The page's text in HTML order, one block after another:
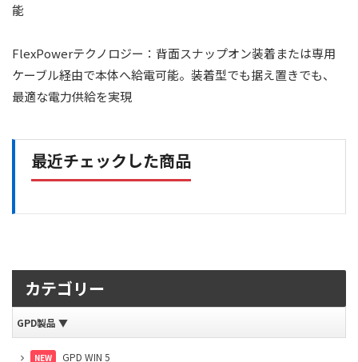
能
FlexPowerテクノロジー：背面スナップオン装着または専用
ケーブル経由で本体へ給電可能。装着型でも据え置きでも、
最適な電力供給を実現
最近チェックした商品
カテゴリー
GPD製品 ▼
NEW GPD WIN 5